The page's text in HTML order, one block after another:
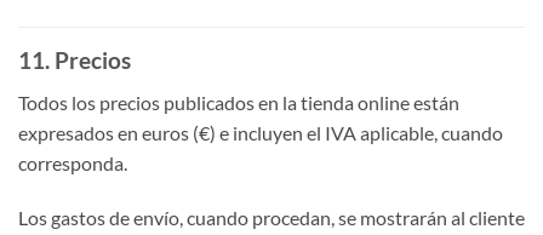
11. Precios
Todos los precios publicados en la tienda online están
expresados en euros (€) e incluyen el IVA aplicable, cuando
corresponda.
Los gastos de envío, cuando procedan, se mostrarán al cliente